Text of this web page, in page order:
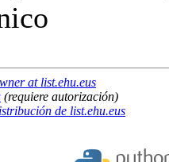
at list.ehu.eus
(requiere autorización)
de list.ehu.eus